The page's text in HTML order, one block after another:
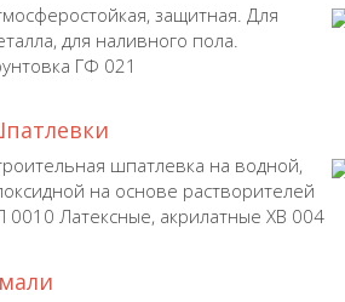
защитная. Для
для наливного пола.
ГФ 021
шпатлевка на водной,
на основе растворителей
0010 Латексные, акрилатные ХВ 004